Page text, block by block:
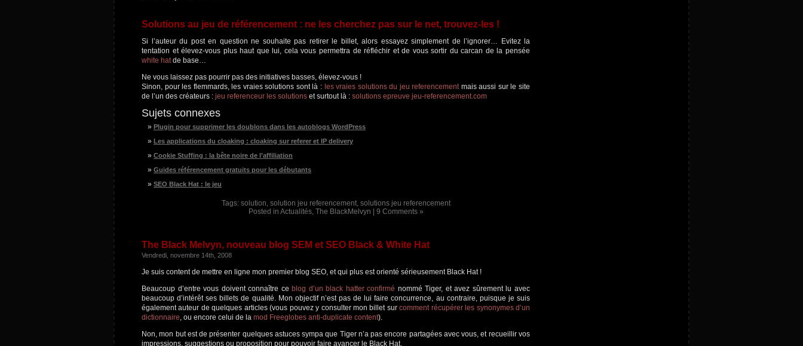
Solutions au jeu de référencement : ne les cherchez pas sur le net, trouvez-les !
Si l’auteur du post en question ne souhaite pas retirer le billet, alors essayez simplement de l’ignorer… Evitez la
tentation et élevez-vous plus haut que lui, cela vous permettra de réfléchir et de vous sortir du carcan de la pensée
white hatde base…
Ne vous laissez pas pourrir pas des initiatives basses, élevez-vous !
Sinon, pour les flemmards, les vraies solutions sont là : les vraies solutions du jeu referencementmais aussi sur le site
de l’un des créateurs : jeu referenceur les solutions et surtout là : solutions epreuve jeu-referencement.com
Sujets connexes
Plugin pour supprimer les doublons dans les autoblogs WordPress
Les applications du cloaking : cloaking sur referer et IP delivery
Cookie Stuffing : la bête noire de l’affiliation
Guides référencement gratuits pour les débutants
SEO Black Hat : le jeu
Tags: solution, solution jeu referencement, solutions jeu referencement
Posted in Actualités, The BlackMelvyn 9 Comments »
The Black Melvyn, nouveau blog SEM et SEO Black & White Hat
Vendredi, novembre 14th, 2008
Je suis content de mettre en ligne mon premier blog SEO, et qui plus est orienté sérieusement Black Hat !
Beaucoup d’entre vous doivent connaître ce blog d’un black hatter confirmé nommé Tiger, et avez sûrement lu avec
beaucoup d’intérêt ses billets de qualité. Mon objectif n’est pas de lui faire concurrence, au contraire, puisque je suis
également auteur de quelques articles (vous pouvez y consulter mon billet surcomment récupérer les synonymes d’un
dictionnaire, ou encore celui de la mod Freeglobes anti-duplicate content).
Non, mon but est de présenter quelques astuces sympa que Tiger n’a pas encore partagées avec vous, et recueillir vos
impressions, suggestions ou proposition pour pouvoir faire avancer le Black Hat.